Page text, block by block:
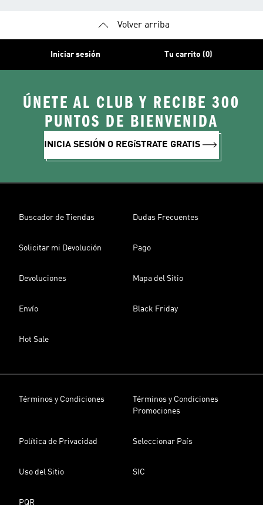
Volver arriba
Iniciar sesión Tu carrito (0)
ÚNETE AL CLUB Y RECIBE 300
PUNTOS DE BIENVENIDA
INICIA SESIÓN O REGíSTRATE GRATIS
Buscador de Tiendas Dudas Frecuentes
Solicitar mi Devolución Pago
Devoluciones Mapa del Sitio
Envío Black Friday
Hot Sale
Términos y Condiciones
Términos y Condiciones
Promociones
Política de Privacidad Seleccionar País
Uso del Sitio SIC
PQR